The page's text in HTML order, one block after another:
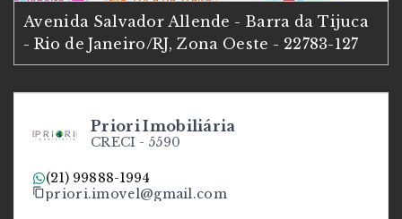
Priori Imobiliária
CRECI - 5590
(21) 99888-1994
priori.imovel@gmail.com
Avenida Salvador Allende - Barra da Tijuca
- Rio de Janeiro/RJ, Zona Oeste - 22783-127